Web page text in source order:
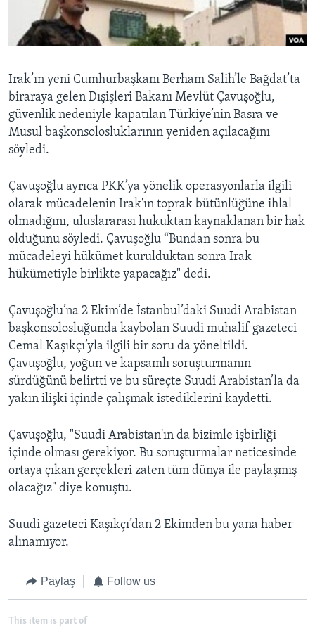
HAYATTAN
SANAT
BIZI TAKIP EDIN
Diller
Irak’ın yeni Cumhurbaşkanı Berham Salih’le Bağdat’ta
biraraya gelen Dışişleri Bakanı Mevlüt Çavuşoğlu,
güvenlik nedeniyle kapatılan Türkiye’nin Basra ve
Musul başkonsolosluklarının yeniden açılacağını
söyledi.
Çavuşoğlu ayrıca PKK’ya yönelik operasyonlarla ilgili
olarak mücadelenin Irak'ın toprak bütünlüğüne ihlal
olmadığını, uluslararası hukuktan kaynaklanan bir hak
olduğunu söyledi. Çavuşoğlu “Bundan sonra bu
mücadeleyi hükümet kurulduktan sonra Irak
hükümetiyle birlikte yapacağız" dedi.
Çavuşoğlu’na 2 Ekim’de İstanbul’daki Suudi Arabistan
başkonsolosluğunda kaybolan Suudi muhalif gazeteci
Cemal Kaşıkçı’yla ilgili bir soru da yöneltildi.
Çavuşoğlu, yoğun ve kapsamlı soruşturmanın
sürdüğünü belirtti ve bu süreçte Suudi Arabistan’la da
yakın ilişki içinde çalışmak istediklerini kaydetti.
Çavuşoğlu, "Suudi Arabistan'ın da bizimle işbirliği
içinde olması gerekiyor. Bu soruşturmalar neticesinde
ortaya çıkan gerçekleri zaten tüm dünya ile paylaşmış
olacağız" diye konuştu.
Suudi gazeteci Kaşıkçı’dan 2 Ekimden bu yana haber
alınamıyor.
Paylaş Follow us
This item is part of